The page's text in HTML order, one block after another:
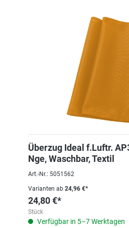
Überzug Ideal f.Luftr.
Nge, Waschbar, Textil
Art.-Nr.: 5051562
Varianten ab 24,96 €*
24,80 €*
Stück
Verfügbar in 5–7 Werktagen